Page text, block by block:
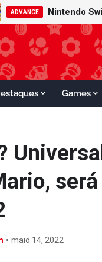
ADVANCE Nintendo
NINTENDO
Games
• maio 14, 2022